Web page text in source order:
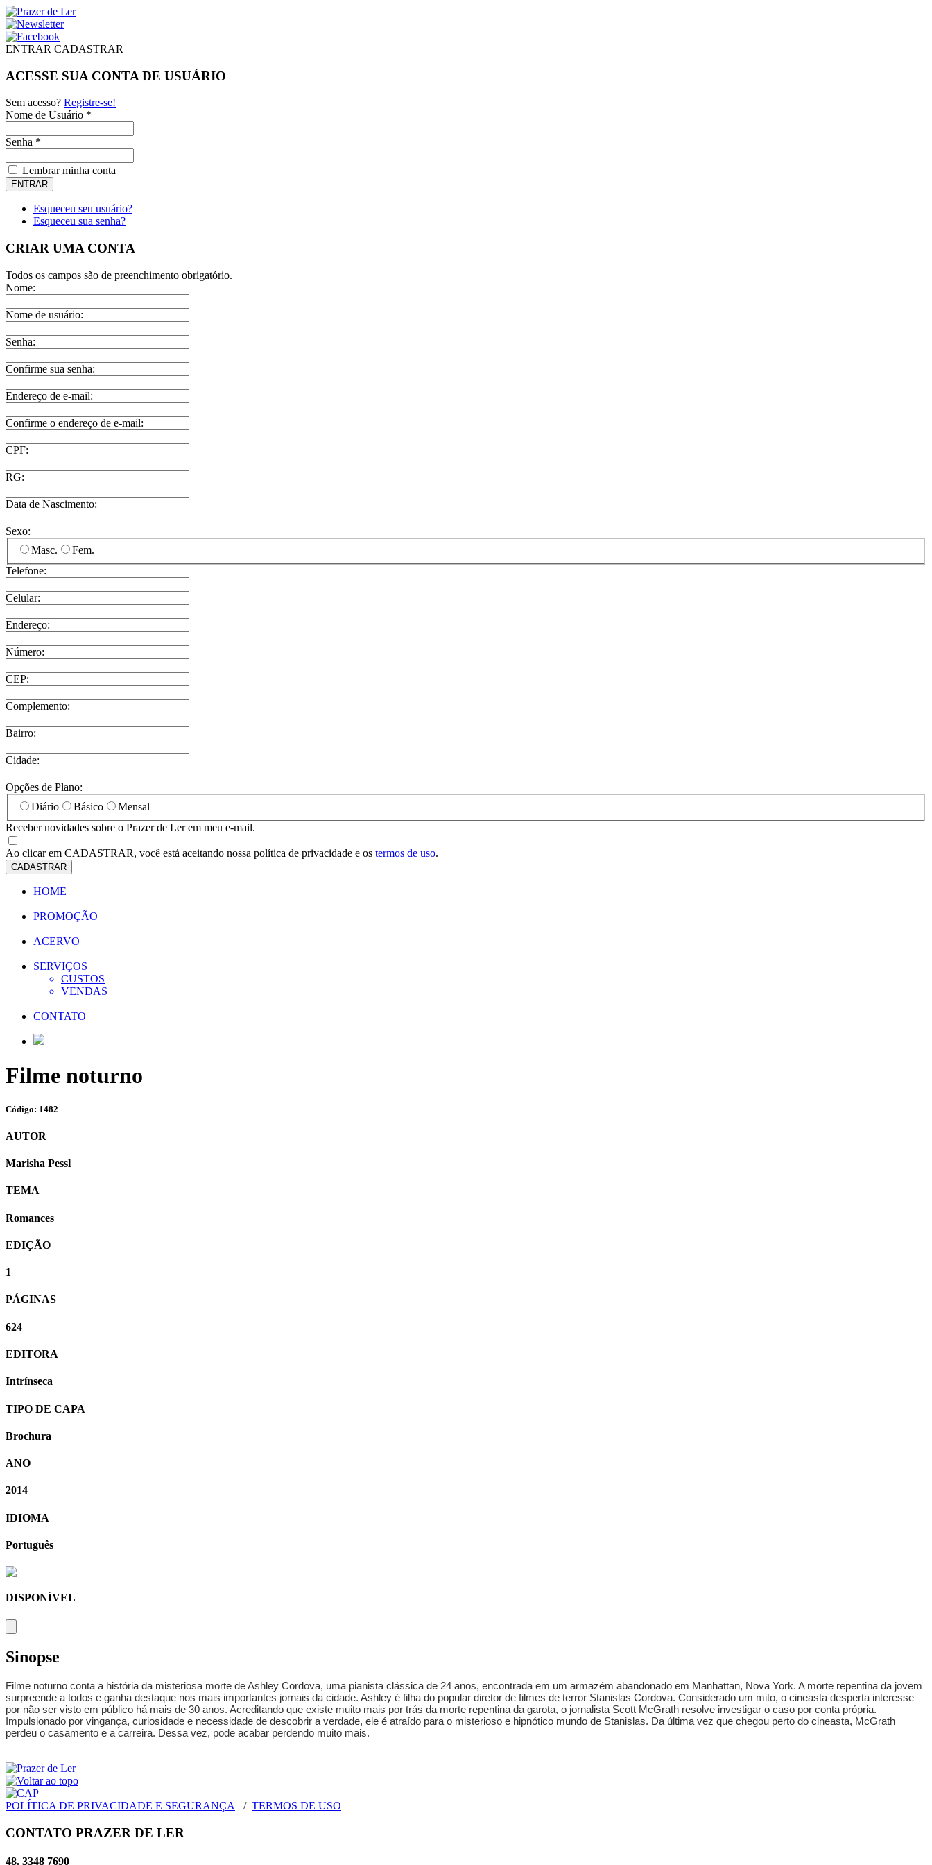
ENTRAR CADASTRAR
ACESSE SUA CONTA DE USUÁRIO
Sem acesso? Registre-se!
Nome de Usuário *
Senha *
Lembrar minha conta
Esqueceu seu usuário?
Esqueceu sua senha?
CRIAR UMA CONTA
Todos os campos são de preenchimento obrigatório.
Nome:
Nome de usuário:
Senha:
Confirme sua senha:
Endereço de e-mail:
Confirme o endereço de e-mail:
CPF:
RG:
Data de Nascimento:
Sexo:
Masc.
Fem.
Telefone:
Celular:
Endereço:
Número:
CEP:
Complemento:
Bairro:
Cidade:
Opções de Plano:
Diário
Básico
Mensal
Receber novidades sobre o Prazer de Ler em meu e-mail.
Ao clicar em CADASTRAR, você está aceitando nossa política de privacidade e os termos de uso.
CADASTRAR
HOME
PROMOÇÃO
ACERVO
SERVIÇOS
CUSTOS
VENDAS
CONTATO
Filme noturno
Código: 1482
AUTOR
Marisha Pessl
TEMA
Romances
EDIÇÃO
1
PÁGINAS
624
EDITORA
Intrínseca
TIPO DE CAPA
Brochura
ANO
2014
IDIOMA
Português
DISPONÍVEL
Sinopse
Filme noturno conta a história da misteriosa morte de Ashley Cordova, uma pianista clássica de 24 anos, encontrada em um armazém abandonado em Manhattan, Nova York. A morte repentina da jovem
surpreende a todos e ganha destaque nos mais importantes jornais da cidade. Ashley é filha do popular diretor de filmes de terror Stanislas Cordova. Considerado um mito, o cineasta desperta interesse
por não ser visto em público há mais de 30 anos. Acreditando que existe muito mais por trás da morte repentina da garota, o jornalista Scott McGrath resolve investigar o caso por conta própria.
Impulsionado por vingança, curiosidade e necessidade de descobrir a verdade, ele é atraído para o misterioso e hipnótico mundo de Stanislas. Da última vez que chegou perto do cineasta, McGrath
perdeu o casamento e a carreira. Dessa vez, pode acabar perdendo muito mais.
POLÍTICA DE PRIVACIDADE E SEGURANÇA / TERMOS DE USO
CONTATO PRAZER DE LER
48. 3348 7690